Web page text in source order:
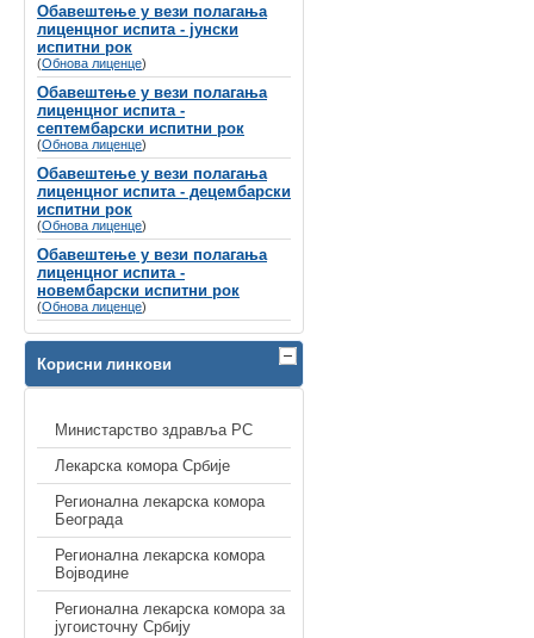
Губитак слуха се често назива
„невидљивим инвалидитетом“
због недостатка видљивих симптома, вец́
зато што је дуго био стигматизован у
друштву и недовољно препознат од
стране креатора здравствене политике и
буџета.
Обавештење у вези полагања
лиценцног испита - јунски
испитни рок
(Обнова лиценце)
Обавештење у вези полагања
лиценцног испита -
септембарски испитни рок
(Обнова лиценце)
Обавештење у вези полагања
лиценцног испита - децембарски
испитни рок
(Обнова лиценце)
Обавештење у вези полагања
лиценцног испита -
новембарски испитни рок
(Обнова лиценце)
Корисни линкови
Министарство здравља РС
Лекарска комора Србије
Регионална лекарска комора
Београда
Регионална лекарска комора
Војводине
Регионална лекарска комора за
југоисточну Србију